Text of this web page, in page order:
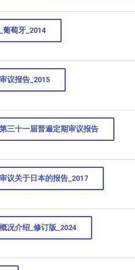
萄牙_2014
议报告_2015
三十一届普遍定期审议报告
议关于日本的报告_2017
况介绍_修订版_2024